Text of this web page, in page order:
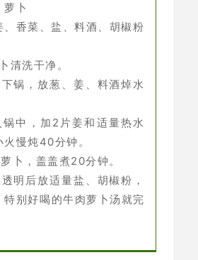
萝卜
、香菜、盐、料酒、胡椒粉
清洗干净。
锅，放葱、姜、料酒焯水
中，加2片姜和适量热水
慢炖40分钟。
卜，盖盖煮20分钟。
明后放适量盐、胡椒粉，
特别好喝的牛肉萝卜汤就完